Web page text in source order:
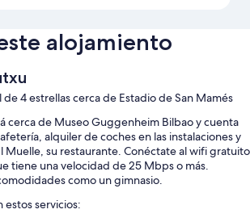
alojamiento
4 estrellas cerca de Estadio de San Mamés
cerca de Museo Guggenheim Bilbao y cuenta
alquiler de coches en las instalaciones y
Muelle, su restaurante. Conéctate al wifi gratuito
tiene una velocidad de 25 Mbps o más.
como un gimnasio.
estos servicios: